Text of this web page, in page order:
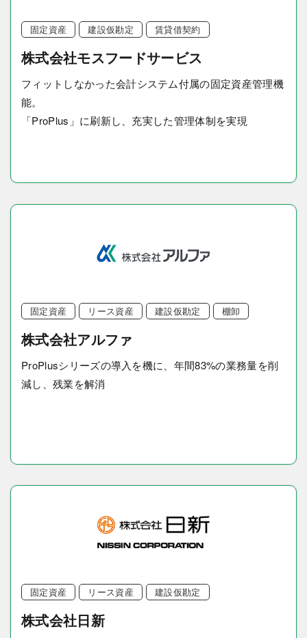
固定資産 建設仮勘定 賃貸借契約
株式会社モスフードサービス
フィットしなかった会計システム付属の固定資産管理機
能。
「ProPlus」に刷新し、充実した管理体制を実現
固定資産 リース資産 建設仮勘定 棚卸
株式会社アルファ
ProPlusシリーズの導入を機に、年間83%の業務量を削
減し、残業を解消
固定資産 リース資産 建設仮勘定
株式会社日新